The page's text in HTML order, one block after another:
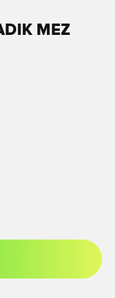
MEZ
a tagként való